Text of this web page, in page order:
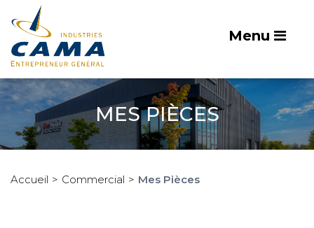
Menu
MES PIÈCES
Accueil Commercial Mes Pièces